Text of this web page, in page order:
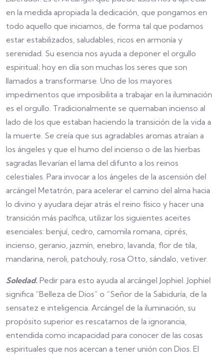
en la medida apropiada la dedicación, que pongamos en
todo aquello que iniciamos, de forma tal que podamos
estar estabilizados, saludables, ricos en armonía y
serenidad. Su esencia nos ayuda a deponer el orgullo
espiritual; hoy en día son muchas los seres que son
llamados a transformarse. Uno de los mayores
impedimentos que imposibilita a trabajar en la iluminación
es el orgullo. Tradicionalmente se quemaban incienso al
lado de los que estaban haciendo la transición de la vida a
la muerte. Se creía que sus agradables aromas atraían a
los ángeles y que el humo del incienso o de las hierbas
sagradas llevarían el lama del difunto a los reinos
celestiales. Para invocar a los ángeles de la ascensión del
arcángel Metatrón, para acelerar el camino del alma hacia
lo divino y ayudara dejar atrás el reino físico y hacer una
transición más pacífica, utilizar los siguientes aceites
esenciales: benjuí, cedro, camomila romana, ciprés,
incienso, geranio, jazmín, enebro, lavanda, flor de tila,
mandarina, neroli, patchouly, rosa Otto, sándalo, vetiver.
Soledad. Pedir para esto ayuda al arcángel Jophiel. Jophiel
significa “Belleza de Dios” o “Señor de la Sabiduría, de la
sensatez e inteligencia. Arcángel de la iluminación, su
propósito superior es rescatarnos de la ignorancia,
entendida como incapacidad para conocer de las cosas
espirituales que nos acercan a tener unión con Dios. El